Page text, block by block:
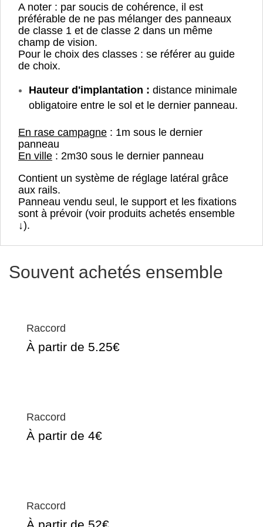
A noter : par soucis de cohérence, il est
préférable de ne pas mélanger des panneaux
de classe 1 et de classe 2 dans un même
champ de vision.
Pour le choix des classes : se référer au guide
de choix.
Hauteur d'implantation : distance minimale
obligatoire entre le sol et le dernier panneau.
En rase campagne : 1m sous le dernier
panneau
En ville : 2m30 sous le dernier panneau
Contient un système de réglage latéral grâce
aux rails.
Panneau vendu seul, le support et les fixations
sont à prévoir (voir produits achetés ensemble
↓).
Souvent achetés ensemble
Raccord
À partir de 5.25€
Raccord
À partir de 4€
Raccord
À partir de 52€